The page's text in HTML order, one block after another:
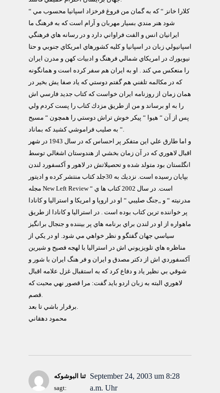
“ كلارا خانز “ كه به گمان من فروغ فرخزاد اسپانيا محسوب مي
شود هنر مندي بسيار مهربان و آرام است كه به فرهنگ ما
ايرانيان انس و الفت فراواني دارد و در رسانه هاي فرهنگي
اسپانيولي زبان در اسپانيا و كليه كشورهاي امريكاي جنوبي و حتا
نيويورك در امريكاي شمالي فرهنگ و ادبيات كهن و مدرن ايران
را منعكس مي كند . او به ايران هم سفر كرده است و همانگونه
كه در مكالمه تلفني هم گفتم دوستي كه ياد صفا يش بخير در
همان زمان از روزنامه ايران خواست كه كتاب جديد فارسي اش
را به او برساند و من از طريق مزدك كتاب را پست كردم ولي
پس از آن “ هيوا “ پيكر خوش تراش دوستي را همچون “ مسيح
“ به صليب فراموشي كشيد كه بماناد.
و اما طارق علي اين متفكر پر احساس كه در سال 1943 در شهر
اقبال لاهوري كه در آن زمان بخشي از هندوستان اشغالي توسط
انگلستان بود متولد شده و تحصيلاتش در لاهور و آكسفورد لندن
بپايان رسيده است. نزديك به 30جلد كتاب منتشر كرده و اديتور
مجله New Left Review است. در سال 2002 كتاب ها ي “
مدرنيته “ و „جنگ صليبي “ او در اروپا و امريكا و استراليا و كانادا
پر خواننده ترين كتاب بوده است . در استراليا و كانادا از طريق
ماهواره از او در لندن براي برنامه هاي پر بيننده و جنجال برانگيز
سياسي جهان گفتگو و نظر خواهي مي شود. او در يكي از
مناظره هاي تلويزيوني اش در استراليا با لهجه فصيح و شيرين
آكسفوردي اش از دكتر مصدق و ايران و فر هنگ ايران با شور و
شوقي بي نظير ياد و دفاع كرد كه به استقبال غزل علامه اقبال
لاهوري البته به زبان اردو بايد گفت: مرا قصور نهي محبت كه
قصم.
برقرار باشي تا بعد.
محمود دهقاني
ثنا البوشوکه
sagt:
September 24, 2003 um 8:28
a.m. Uhr